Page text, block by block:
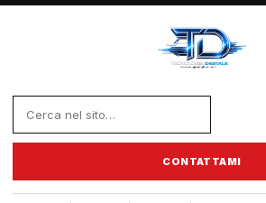
CONTATTAMI